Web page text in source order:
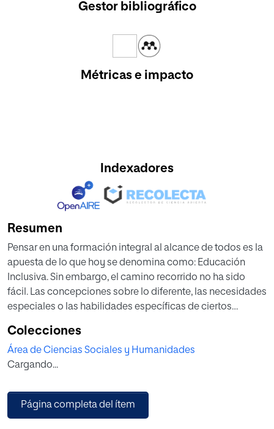
Gestor bibliográfico
Métricas e impacto
Indexadores
Resumen
Pensar en una formación integral al alcance de todos es la
apuesta de lo que hoy se denomina como: Educación
Inclusiva. Sin embargo, el camino recorrido no ha sido
fácil. Las concepciones sobre lo diferente, las necesidades
especiales o las habilidades específicas de ciertos
inclusión en los centros educativos y en la sociedad en
general. Si bien existen documentos de carácter
internacional, legislaciones nacionales y políticas
derecho a la igualdad de las personas en condición de
discapacidad, las consideraciones teóricas y jurídicas se
Colecciones
Área de Ciencias Sociales y Humanidades
Cargando...
Página completa del ítem